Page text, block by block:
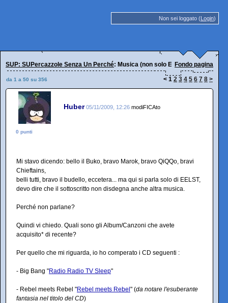
Non sei loggato (Login)
SUP: SUPercazzole Senza Un Perché: Musica (non solo EELST!)Fondo pagina
da 1 a 50 su 356 < 1 2 3 4 5 6 7 8 >
Huber 05/11/2009, 12:26 modiFICAto
0 punti
Mi stavo dicendo: bello il Buko, bravo Marok, bravo QiQQo, bravi
Chieftains,
belli tutti, bravo il budello, eccetera... ma qui si parla solo di EELST,
devo dire che il sottoscritto non disdegna anche altra musica.
Perché non parlane?
Quindi vi chiedo. Quali sono gli Album/Canzoni che avete
acquisito* di recente?
Per quello che mi riguarda, io ho comperato i CD seguenti :
- Big Bang "Radio Radio TV Sleep"
- Rebel meets Rebel "Rebel meets Rebel " (da notare l'esuberante
fantasia nel titolo del CD)